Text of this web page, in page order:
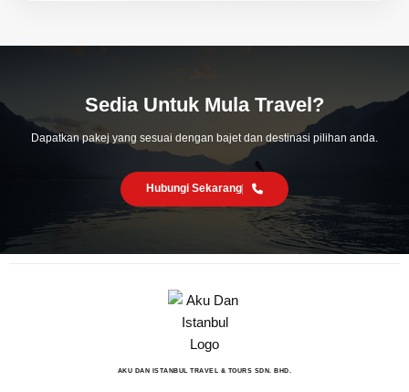
Sedia Untuk Mula Travel?
Dapatkan pakej yang sesuai dengan bajet dan destinasi pilihan anda.
Hubungi Sekarang
AKU DAN ISTANBUL TRAVEL & TOURS SDN. BHD.